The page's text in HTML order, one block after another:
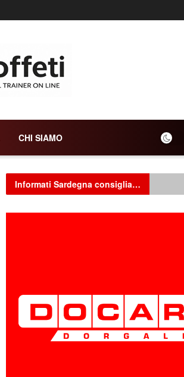
CHI SIAMO
Informati Sardegna consiglia…